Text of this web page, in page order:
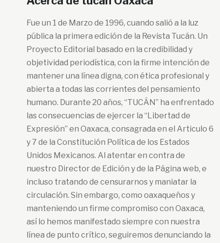
Fue un 1 de Marzo de 1996, cuando salió a la luz
pública la primera edición de la Revista Tucán. Un
Proyecto Editorial basado en la credibilidad y
objetividad periodística, con la firme intención de
mantener una línea digna, con ética profesional y
abierta a todas las corrientes del pensamiento
humano. Durante 20 años, “TUCÁN” ha enfrentado
las consecuencias de ejercer la “Libertad de
Expresión” en Oaxaca, consagrada en el Articulo 6
y 7 de la Constitución Política de los Estados
Unidos Mexicanos. Al atentar en contra de
nuestro Director de Edición y de la Página web, e
incluso tratando de censurarnos y maniatar la
circulación. Sin embargo, como oaxaqueños y
manteniendo un firme compromiso con Oaxaca,
así lo hemos manifestado siempre con nuestra
línea de punto crítico, seguiremos denunciando la